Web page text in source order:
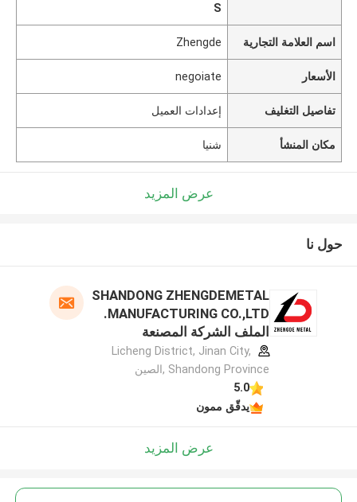
S
اسم العلامة التجارية Zhengde
الأسعار negoiate
تفاصيل التغليف إعدادات العميل
مكان المنشأ شنيا
عرض المزيد
حول نا
SHANDONG ZHENGDEMETAL
MANUFACTURING CO.,LTD.
الملف الشركة المصنعة
Licheng District, Jinan City,
Shandong Province ,الصين
5.0
يدقّق ممون
عرض المزيد